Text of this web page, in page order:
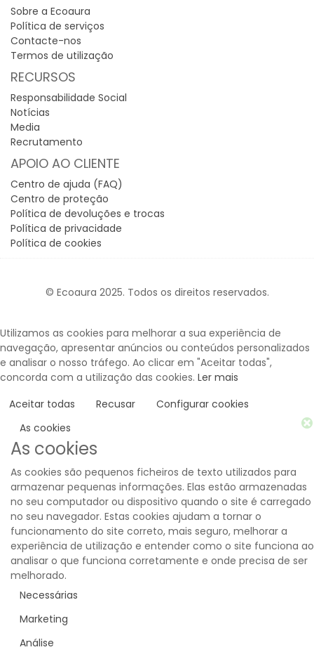
Sobre a Ecoaura
Política de serviços
Contacte-nos
Termos de utilização
RECURSOS
Responsabilidade Social
Notícias
Media
Recrutamento
APOIO AO CLIENTE
Centro de ajuda (FAQ)
Centro de proteção
Política de devoluções e trocas
Política de privacidade
Política de cookies
© Ecoaura 2025. Todos os direitos reservados.
Utilizamos as cookies para melhorar a sua experiência de
navegação, apresentar anúncios ou conteúdos personalizados
e analisar o nosso tráfego. Ao clicar em "Aceitar todas",
concorda com a utilização das cookies. Ler mais
Aceitar todas
Recusar
Configurar cookies
As cookies
As cookies
As cookies são pequenos ficheiros de texto utilizados para
armazenar pequenas informações. Elas estão armazenadas
no seu computador ou dispositivo quando o site é carregado
no seu navegador. Estas cookies ajudam a tornar o
funcionamento do site correto, mais seguro, melhorar a
experiência de utilização e entender como o site funciona ao
analisar o que funciona corretamente e onde precisa de ser
melhorado.
Necessárias
Marketing
Análise